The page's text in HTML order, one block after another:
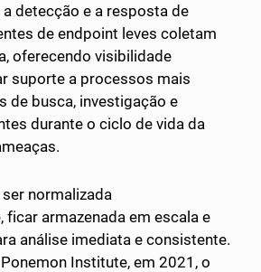
detecção e a resposta de
de endpoint leves coletam
oferecendo visibilidade
suporte a processos mais
de busca, investigação e
durante o ciclo de vida da
normalizada
ficar armazenada em escala e
análise imediata e consistente.
Institute, em 2021, o